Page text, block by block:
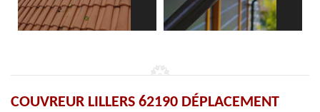
COUVREUR LILLERS 62190 DÉPLACEMENT